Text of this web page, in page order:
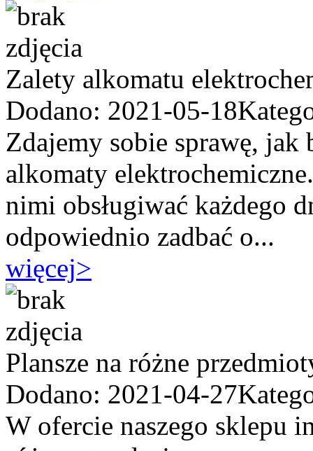
Zalety alkomatu
Dodano: 2021-05-18
Zdajemy sobie sprawę, jak
alkomaty
nimi obsługiwać każdego
odpowiednio zadbać o...
więcej>
Plansze na różne
Dodano: 2021-04-27
W ofercie naszego sklepu